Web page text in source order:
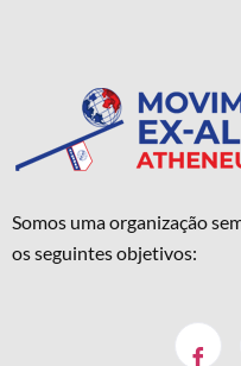
Somos uma organização
os seguintes objetivos: